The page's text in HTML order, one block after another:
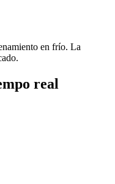
en frío. La
real